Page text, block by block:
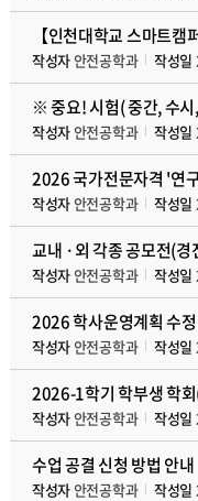
【인천대학교 스마트캠
작성자안전공학과 작성일
작성자안전공학과 작성일
2026 국가전문자격 '연
작성자안전공학과 작성일
교내 ·외 각종 공모전(경
작성자안전공학과 작성일
2026 학사운영계획 수
작성자안전공학과 작성일
작성자안전공학과 작성일
수업 공결 신청 방법 안내
작성자안전공학과 작성일